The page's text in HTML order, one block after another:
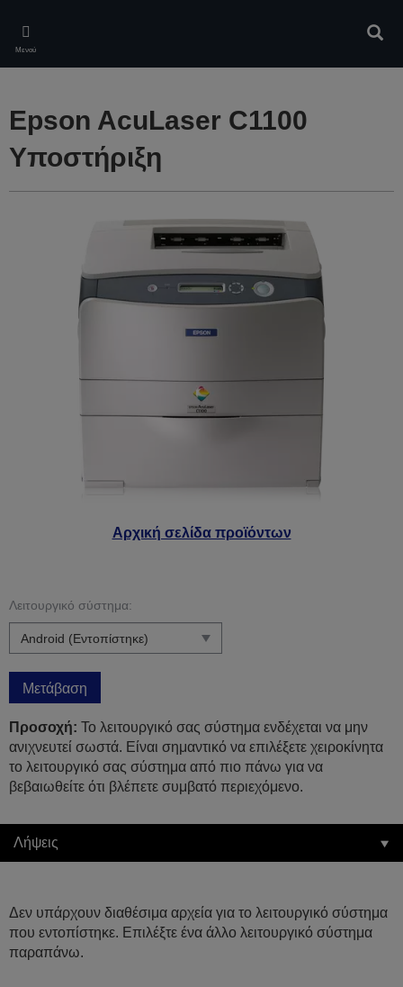
main
content
Μενού
Αρχική σελίδα προϊόντων
Epson AcuLaser C1100
Υποστήριξη
Λειτουργικό σύστημα:
Μετάβαση
Προσοχή: Το λειτουργικό σας σύστημα ενδέχεται να μην
ανιχνευτεί σωστά. Είναι σημαντικό να επιλέξετε χειροκίνητα
το λειτουργικό σας σύστημα από πιο πάνω για να
βεβαιωθείτε ότι βλέπετε συμβατό περιεχόμενο.
Λήψεις
Δεν υπάρχουν διαθέσιμα αρχεία για το λειτουργικό σύστημα
που εντοπίστηκε. Επιλέξτε ένα άλλο λειτουργικό σύστημα
παραπάνω.